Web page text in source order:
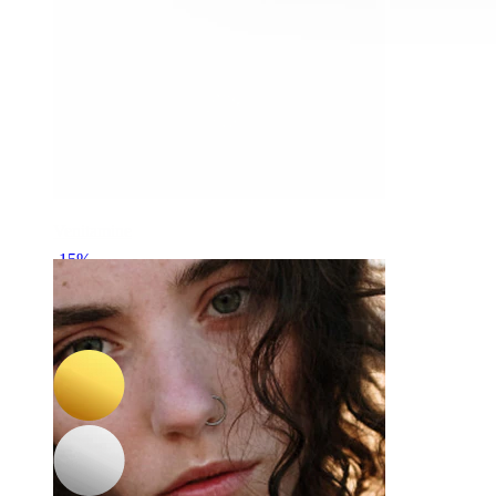
-15%
UUS
Bodymod Trend
Lihtne titaanist ripats markiisilõikega kiviga
5,02 €5,90 €